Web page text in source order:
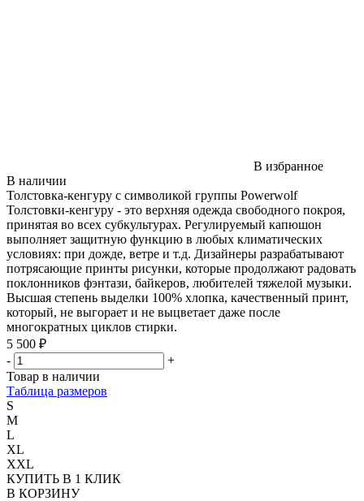
В избранное
В наличии
Толстовка-кенгуру с символикой группы Powerwolf
Толстовки-кенгуру - это верхняя одежда свободного покроя,
принятая во всех субкультурах. Регулируемый капюшон
выполняет защитную функцию в любых климатических
условиях: при дожде, ветре и т.д. Дизайнеры разрабатывают
потрясающие принты рисунки, которые продолжают радовать
поклонников фэнтази, байкеров, любителей тяжелой музыки.
Высшая степень выделки 100% хлопка, качественный принт,
который, не выгорает и не выцветает даже после
многократных циклов стирки.
5 500 ₽
-
+
Товар в наличии
Таблица размеров
S
M
L
XL
XXL
КУПИТЬ В 1 КЛИК
В КОРЗИНУ